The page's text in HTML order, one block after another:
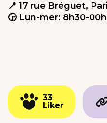
📍 17 rue Bréguet,
🕞 Lun-mer: 8h30-
33
Liker
33
Liker